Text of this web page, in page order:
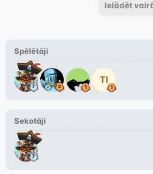
Ielādēt
Spēlētāji
TI
Sekotāji